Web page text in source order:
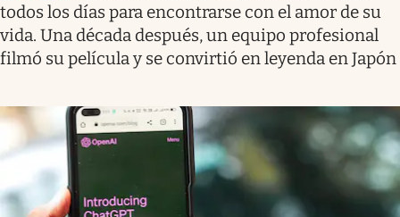
todos los días para encontrarse con el amor de su
vida. Una década después, un equipo profesional
filmó su película y se convirtió en leyenda en Japón